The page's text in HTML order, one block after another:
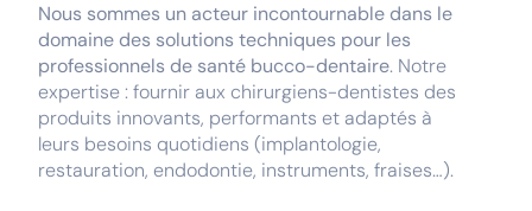
Nous sommes un acteur incontournable dans le
domaine des solutions techniques pour les
professionnels de santé bucco-dentaire. Notre
expertise : fournir aux chirurgiens-dentistes des
produits innovants, performants et adaptés à
leurs besoins quotidiens (implantologie,
restauration, endodontie, instruments, fraises…).